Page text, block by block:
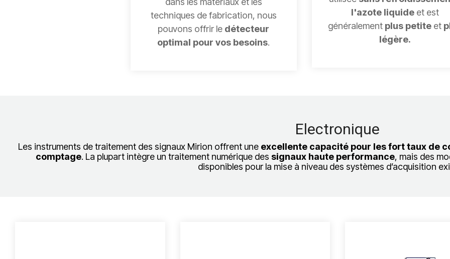
techniques de fabrication, nous
pouvons offrir le détecteur
optimal pour vos besoins.
l'azote liquide et est
généralement plus petite et
légère.
Electronique
Les instruments de traitement des signaux Mirion offrent une excellente capacité pour les fort taux de
comptage. La plupart intègre un traitement numérique des signaux haute performance, mais des
disponibles pour la mise à niveau des systèmes d’acquisition